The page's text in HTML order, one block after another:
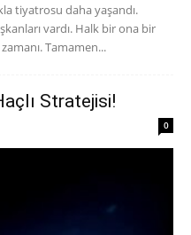
tiyatrosu daha yaşandı.
vardı. Halk bir ona bir
Tamamen...
Stratejisi!
0